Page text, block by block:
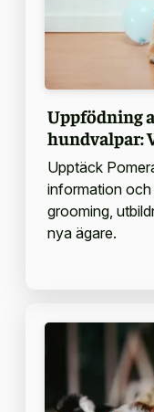
Uppfödning
hundvalpar:
Upptäck
information och
grooming,
nya ägare.